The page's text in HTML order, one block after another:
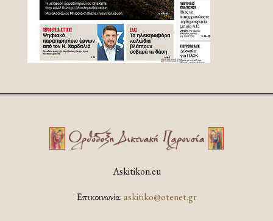
Askitikon.eu
Επικοινωνία:askitiko@otenet.gr